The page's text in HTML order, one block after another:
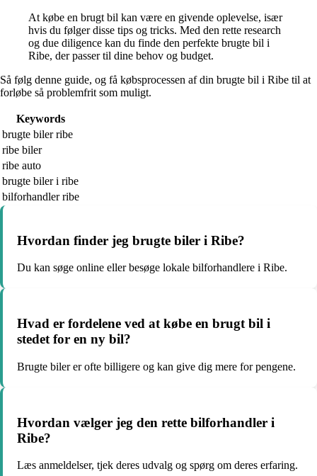
At købe en brugt bil kan være en givende oplevelse, især
hvis du følger disse tips og tricks. Med den rette research
og due diligence kan du finde den perfekte brugte bil i
Ribe, der passer til dine behov og budget.
Så følg denne guide, og få købsprocessen af din brugte bil i Ribe til at
forløbe så problemfrit som muligt.
Keywords
brugte biler ribe
ribe biler
ribe auto
brugte biler i ribe
bilforhandler ribe
Hvordan finder jeg brugte biler i Ribe?
Du kan søge online eller besøge lokale bilforhandlere i Ribe.
Hvad er fordelene ved at købe en brugt bil i
stedet for en ny bil?
Brugte biler er ofte billigere og kan give dig mere for pengene.
Hvordan vælger jeg den rette bilforhandler i
Ribe?
Læs anmeldelser, tjek deres udvalg og spørg om deres erfaring.